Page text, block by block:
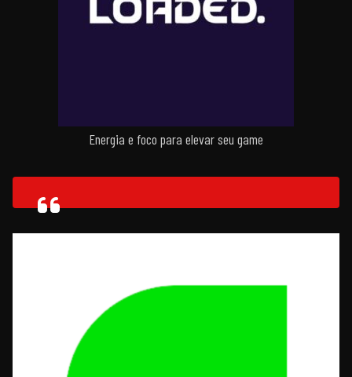
Energia e foco para elevar seu game